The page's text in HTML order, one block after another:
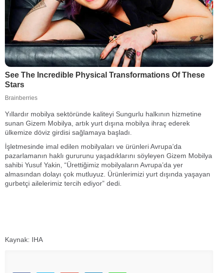
Yıllardır mobilya sektöründe kaliteyi Sungurlu halkının hizmetine
sunan Gizem Mobilya, artık yurt dışına mobilya ihraç ederek
ülkemize döviz girdisi sağlamaya başladı.
İşletmesinde imal edilen mobilyaları ve ürünleri Avrupa’da
pazarlamanın haklı gururunu yaşadıklarını söyleyen Gizem Mobilya
sahibi Yusuf Yakin, “Ürettiğimiz mobilyaların Avrupa’da yer
almasından dolayı çok mutluyuz. Ürünlerimizi yurt dışında yaşayan
gurbetçi ailelerimiz tercih ediyor” dedi.
Kaynak: IHA